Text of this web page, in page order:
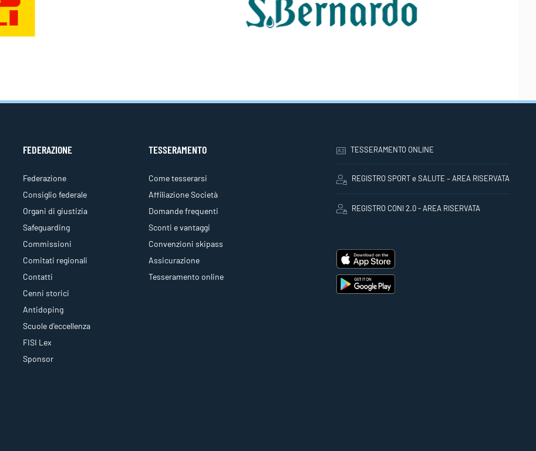
FEDERAZIONE
Federazione
Consiglio federale
Organi di giustizia
Safeguarding
Commissioni
Comitati regionali
Contatti
Cenni storici
Antidoping
Scuole d'eccellenza
FISI Lex
Sponsor
TESSERAMENTO
Come tesserarsi
Affiliazione Società
Domande frequenti
Sconti e vantaggi
Convenzioni skipass
Assicurazione
Tesseramento online
TESSERAMENTO ONLINE
REGISTRO SPORT e SALUTE – AREA RISERVATA
REGISTRO CONI 2.0 - AREA RISERVATA